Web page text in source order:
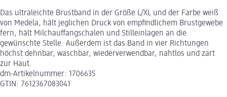
Das ultraleichte Brustband in der Größe L/XL und der Farbe weiß
von Medela, hält jeglichen Druck von empfindlichem Brustgewebe
fern, hält Milchauffangschalen und Stilleinlagen an die
gewünschte Stelle. Außerdem ist das Band in vier Richtungen
höchst dehnbar, waschbar, wiederverwendbar, nahtlos und zart
zur Haut.
dm-Artikelnummer: 1706635
GTIN: 7612367083041